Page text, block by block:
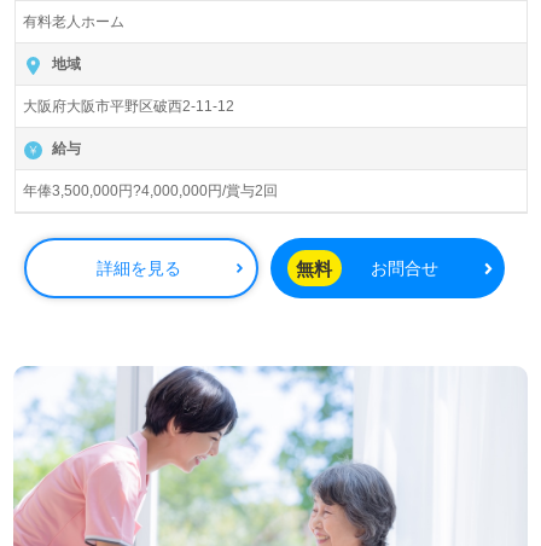
室の定員43名の環境で安心して働けます。
株式会社NSAは、大阪府大阪市を本社とし、千葉県を中心
にサービス付き高齢者向け住宅や訪問看護、福祉用具の貸
与・販売など、幅広い福祉サービスを展開しています。新
規事業所の開設も進んでおり、成長を続ける企業であなた
のキャリアを築くチャンスです。「情熱・誠実・明朗・安
全」を理念に掲げ、利用者様のニーズに応える最高のサポ
ートを実現しています。
この求人の魅力は、手厚いOJTや充実した研修プログラム
にありますので、これから介護職を目指す方にも安心して
温まるサポートも、働きやすさに寄与しています。モチベ
ーションを高く保ちながら、介護業界でのキャリアや夢を
実現できる機会が豊富です。
さらに、全国の求人を紹介している【ウィルオブ介護】で
は、転職相談や求人紹介、年収交渉を完全無料でサポート
します。LINEやメール、お電話などで気軽にお問い合わせ
有料老人ホーム
地域
大阪府大阪市平野区破西2-11-12
給与
年俸3,500,000円?4,000,000円/賞与2回
詳細を見る 無料 お問合せ